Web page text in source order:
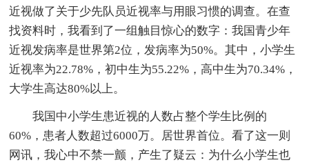
近视做了关于少先队员近视率与用眼习惯的调查。在查
找资料时，我看到了一组触目惊心的数字：我国青少年
近视发病率是世界第2位，发病率为50%。其中，小学生
近视率为22.78%，初中生为55.22%，高中生为70.34%，
大学生高达80%以上。
我国中小学生患近视的人数占整个学生比例的
60%，患者人数超过6000万。居世界首位。看了这一则
网讯，我心中不禁一颤，产生了疑云：为什么小学生也